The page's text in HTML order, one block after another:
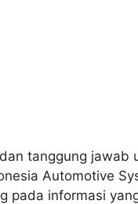
tanggung jawab
Automotive
pada informasi